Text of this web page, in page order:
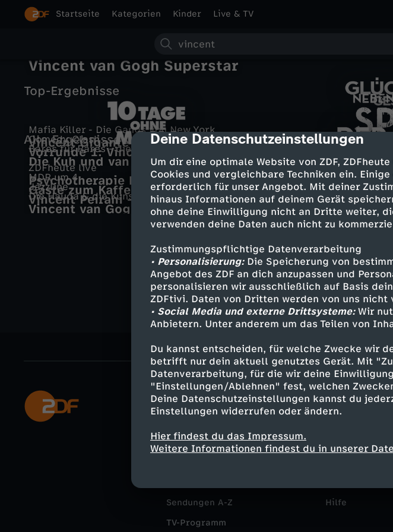
cmp-dialog-description
Deine Datenschutzeinstellungen
Um dir eine optimale Website von ZDF,
Cookies und vergleichbare Techniken ein.
erforderlich für unser Angebot. Mit deiner
hinaus Informationen auf deinem Gerät
ohne deine Einwilligung nicht an Dritte weiter,
verwenden deine Daten auch nicht zu
Zustimmungspflichtige Datenverarbeitung
• Personalisierung:Die Speicherung von
Angebot des ZDF an dich anzupassen und
personalisieren wir ausschließlich auf Basis
ZDFtivi. Daten von Dritten werden von uns nicht
• Social Media und externe Drittsysteme:Wir
Anbietern. Unter anderem um das Teilen von
Du kannst entscheiden, für welche Zwecke wir
betrifft nur dein aktuell genutztes Gerät. Mit
Datenverarbeitung, für die wir deine
"Einstellungen/Ablehnen" fest, welchen
Deine Datenschutzeinstellungen kannst du
Einstellungen widerrufen oder ändern.
Hier findest du das Impressum.
Weitere Informationen findest du in unserer
Startseite Kategorien Kinder Live & TV
u
c
h
e
Top-Ergebnisse
Vincent van Gogh Superstar
Alle Ergebnisse
Mafia Killer - Die Gangs von New York
Vincent Gigante
G
l
ü
c
k
l
i
h
g
e
s
h
Comedy Clash
Vorrunde 1: Vincent Tophoven
rbb Fernsehen
Bares für Rares - die tägliche Show
Die Kuh und van Gogh
N
e
b
e
n
d
e
r
S
p
u
Z
e
o
D
e
r
P
f
a
ZDFheute live
Psychotherapie bald Luxus?
MDR um 4
Gäste zum Kaffee: Schlagersänger
Vincent Gross und Christin Stark
Die WG:
Jazzline
Vincent Peirani – Living Being ·
Leverkusener Jazztage 2025
This Is Us - Das ist
Bethany Clarke
Die Hauda & die Kunst
Vincent van Gogh: Das berühmteste
Ohr der Kunstgeschichte
ICH bin ICH
Vincent und die
Mehr
Mehr ZDF
Smart TV
Sendungen A-Z
TV-Programm
Service
Hilfe